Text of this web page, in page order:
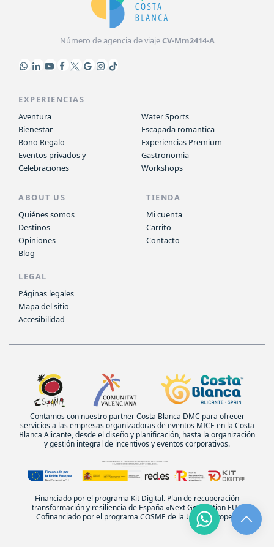
Número de agencia de viajeCV-Mm2414-A
EXPERIENCIAS
Aventura
Bienestar
Bono Regalo
Eventos privados y
Celebraciones
Water Sports
Escapada romantica
Experiencias Premium
Gastronomia
Workshops
ABOUT US
Quiénes somos
Destinos
Opiniones
Blog
TIENDA
Mi cuenta
Carrito
Contacto
LEGAL
Páginas legales
Mapa del sitio
Accesibilidad
Contamos con nuestro partnerCosta Blanca DMC para ofrecer
servicios a las empresas organizadoras de eventos MICE en la Costa
Blanca Alicante, desde el diseño y planificación, hasta la organización
y gestión integral de incentivos y eventos corporativos.
Financiado por el programa Kit Digital. Plan de recuperación
transformación y resiliencia de España «Next Generation EU».
Cofinanciado por el programa COSME de la Unión Europea.